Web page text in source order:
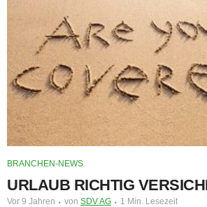
BRANCHEN-NEWS
URLAUB RICHTIG
Vor 9 Jahren von SDV AG 1 Min. Lesezeit